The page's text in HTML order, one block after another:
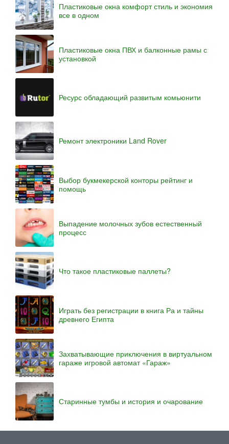
Пластиковые окна комфорт стиль и экономия
все в одном
Пластиковые окна ПВХ и балконные рамы с
установкой
Ресурс обладающий развитым комьюнити
Ремонт электроники Land Rover
Выбор букмекерской конторы рейтинг и
помощь
Выпадение молочных зубов естественный
процесс
Что такое пластиковые паллеты?
Играть без регистрации в книга Ра и тайны
древнего Египта
Захватывающие приключения в виртуальном
гараже игровой автомат «Гараж»
Старинные тумбы и история и очарование